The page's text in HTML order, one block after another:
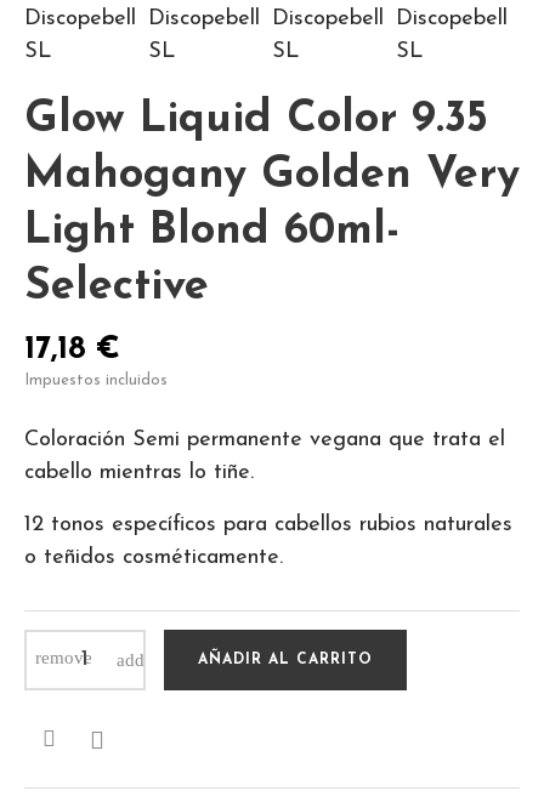
Glow Liquid Color 9.35
Mahogany Golden Very
Light Blond 60ml-
Selective
17,18 €
Impuestos incluidos
Coloración Semi permanente vegana que trata el
cabello mientras lo tiñe.
12 tonos específicos para cabellos rubios naturales
o teñidos cosméticamente.
AÑADIR AL CARRITO
